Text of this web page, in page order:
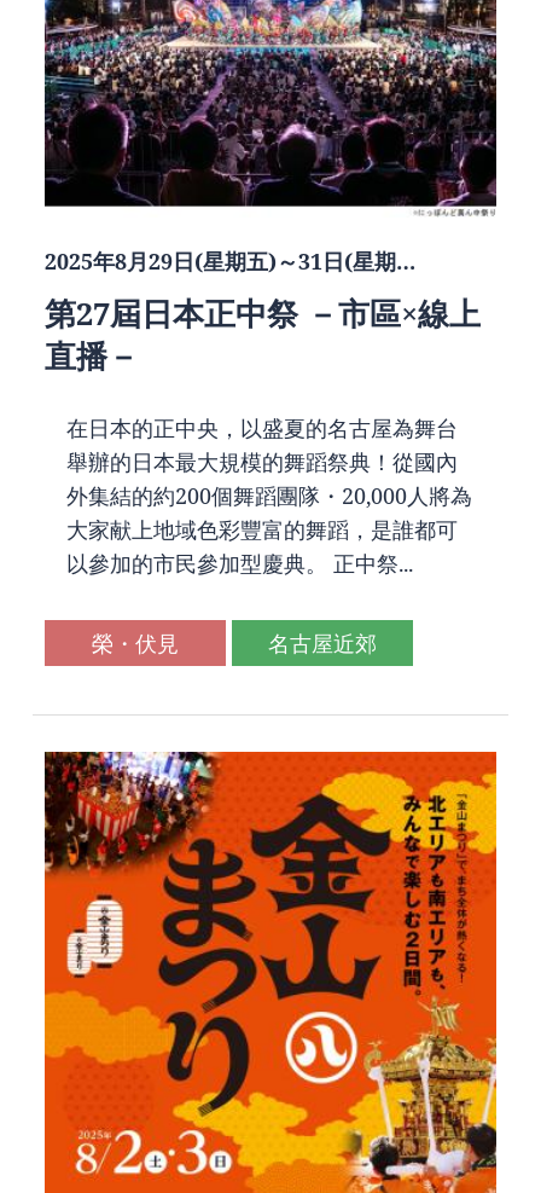
2025年8月29日(星期五)～31日(星期…
第27屆日本正中祭 －市區×線上
直播－
在日本的正中央，以盛夏的名古屋為舞台
舉辦的日本最大規模的舞蹈祭典！從國內
外集結的約200個舞蹈團隊・20,000人將為
大家献上地域色彩豐富的舞蹈，是誰都可
以參加的市民參加型慶典。 正中祭...
榮・伏見 名古屋近郊